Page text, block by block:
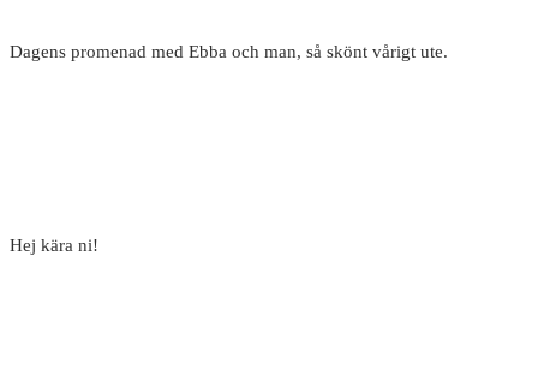
Dagens promenad med Ebba och man, så skönt vårigt ute.
Hej kära ni!